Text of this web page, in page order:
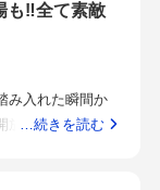
、地方から来ら
宴もそのまま
フはとても良
は遅い印象。ホ
こと、料金も他
も‼︎全て素敵
み入れた瞬間か
放的な景色も魅
…続きを読む